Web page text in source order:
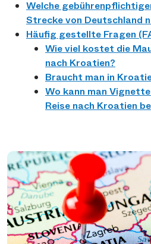
Welche
Strecke von Deutschland
Häufig gestellte Fragen
Wie viel kostet die
nach Kroatien?
Braucht man in
Wo kann man
Reise nach Kroatien